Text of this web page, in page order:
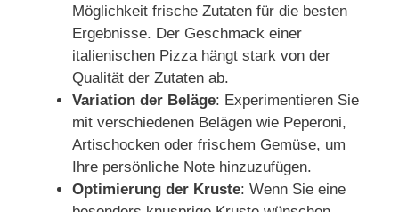
Möglichkeit frische Zutaten für die besten
Ergebnisse. Der Geschmack einer
italienischen Pizza hängt stark von der
Qualität der Zutaten ab.
Variation der Beläge: Experimentieren Sie
mit verschiedenen Belägen wie Peperoni,
Artischocken oder frischem Gemüse, um
Ihre persönliche Note hinzuzufügen.
Optimierung der Kruste: Wenn Sie eine